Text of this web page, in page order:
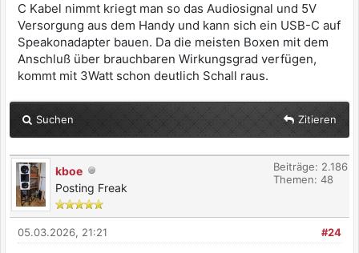
C Kabel nimmt kriegt man so das Audiosignal und 5V
Versorgung aus dem Handy und kann sich ein USB-C auf
Speakonadapter bauen. Da die meisten Boxen mit dem
Anschluß über brauchbaren Wirkungsgrad verfügen,
kommt mit 3Watt schon deutlich Schall raus.
Suchen Zitieren
kboe
Posting Freak
Beiträge: 2.186
Themen: 48
#24
05.03.2026, 21:21